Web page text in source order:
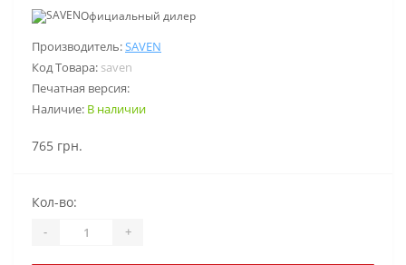
Производитель:SAVEN
Код Товара: saven
Печатная версия:
Наличие: В наличии
765 грн.
Официальный дилер
Кол-во:
- +